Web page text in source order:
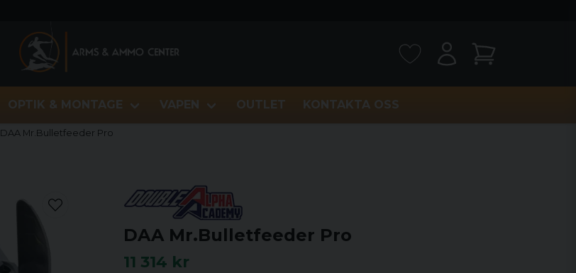
OPTIK & MONTAGE VAPEN OUTLET KONTAKTA OSS
DAA Mr.Bulletfeeder Pro
DAA Mr.Bulletfeeder Pro
11 314 kr